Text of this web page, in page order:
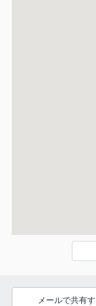
メールで共有